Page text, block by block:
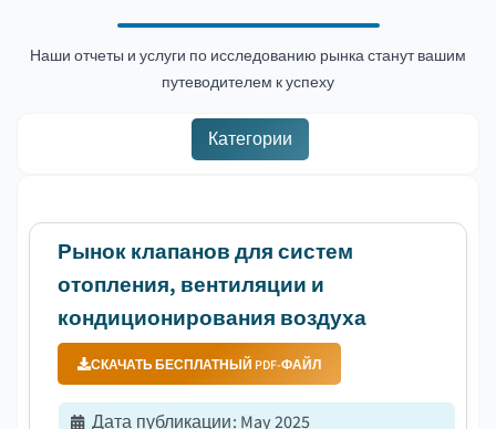
Наши отчеты и услуги по исследованию рынка станут вашим
путеводителем к успеху
Категории
Рынок клапанов для систем
отопления, вентиляции и
кондиционирования воздуха
СКАЧАТЬ БЕСПЛАТНЫЙ PDF-ФАЙЛ
Дата публикации: May 2025